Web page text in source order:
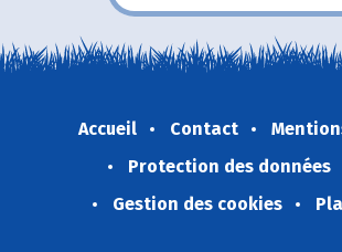
Accueil Contact
Protection des données
Gestion des cookies